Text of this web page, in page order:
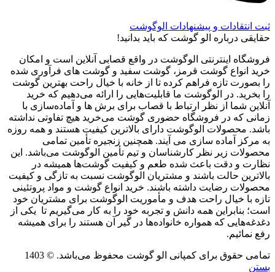
ثبت انتقادات و پیشنهادات الوگوشت
حقایقی درباره الو گوشت که باید بدانید!
فروشگاه اینترنتی الوگوشت در واقع قصابی آنلاین است و امکان
خرید انواع گوشت قرمز، گوشت سفید و گوشت های فرآوری شده
را بصورت تازه فراهم کرده تا از خانه با خیال راحت بهترین گوشت
را بخرید. در الوگوشت ما قابلیت‌هایی را ارائه می‌دهیم که خرید
آنلاین شما از نظر ارتباط با قصاب برای برش ها و آماده‌سازی با
زمانی که در فروشگاه حضوری گوشت می‌خرید هیچ تفاوتی نداشته
باشد. محصولات الوگوشت دارای بالاترین کیفیت هستند و همه روزه
به مرکز آماده سازی می آیند. همچنین زنجیره تأمین تمامی
محصولات زیر نظر کارشناسان و تیم تأمین الوگوشت می‌باشد. این
نظارت و دقت باعث شده طعم و کیفیت گوشت‌ها همیشه در
بالاترین حالت باشند و مشتریان الوگوشت نسبت به تازگی و کیفیت
محصولات رضایت داشته باشند. خرید انواع گوشت و مواد پروتئینی
تازه با خیال راحت هدف و مأموریت الوگوشت برای مشتریان خود
است؛ بنابراین همه دانش و تجربه خود را به کار می‌گیریم تا یکی از
دغدغه‌هایی که همواره خانواده‌ها در گیر آن هستند را برای همیشه
رفع نمائیم.
تمامی حقوق برای کمپانی الو گوشت محفوظ می‌باشد. © 1403
بستن